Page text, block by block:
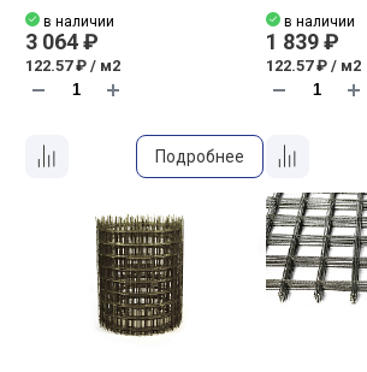
в наличии
3 064 ₽
122.57 ₽ / м2
Подробнее
в наличии
1 839 ₽
122.57 ₽ / м2